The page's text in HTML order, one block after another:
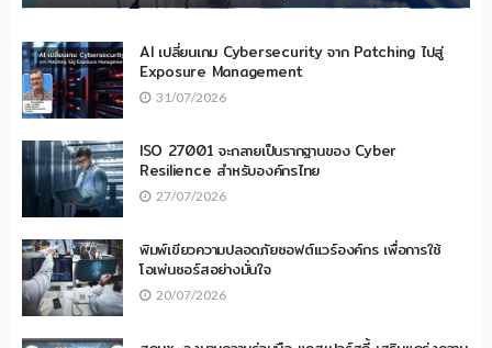
AI เปลี่ยนเกม Cybersecurity จาก Patching ไปสู่
Exposure Management
31/07/2026
ISO 27001 จะกลายเป็นรากฐานของ Cyber
Resilience สำหรับองค์กรไทย
27/07/2026
พิมพ์เขียวความปลอดภัยซอฟต์แวร์องค์กร เพื่อการใช้
โอเพ่นซอร์สอย่างมั่นใจ
20/07/2026